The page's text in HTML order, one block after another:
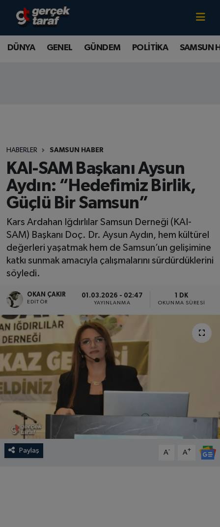
DÜNYA GENEL GÜNDEM POLİTİKA SAMSUN
HABERLER SAMSUN HABER
KAI-SAM Başkanı Aysun
Aydın: “Hedefimiz Birlik,
Güçlü Bir Samsun”
Kars Ardahan Iğdırlılar Samsun Derneği (KAI-
SAM) Başkanı Doç. Dr. Aysun Aydın, hem kültürel
değerleri yaşatmak hem de Samsun’un gelişimine
katkı sunmak amacıyla çalışmalarını sürdürdüklerini
söyledi.
OKAN ÇAKIR
EDITÖR
01.03.2026 - 02:47
YAYINLANMA
1 DK
OKUNMA SÜRESI
Paylaş A- A+
Canlı TV İzle
DÜNYA
SAMSUNSPOR
SAĞLIK
TEKNOLOJİ
SPOR
EKONOMİ
YAŞAM
YEMEK
Samsun Nöbetçi Eczaneler
Tüm Manşetler
Son Dakika Haberleri
Haber Arşivi